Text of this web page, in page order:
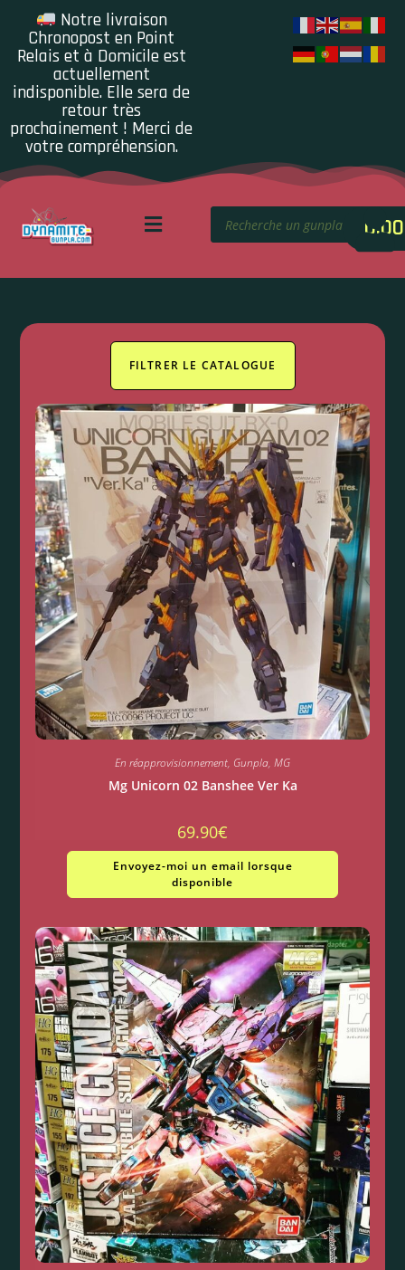
Notre livraison
Chronopost en Point
Relais et à Domicile est
actuellement
indisponible. Elle sera de
retour très
prochainement ! Merci de
votre compréhension.
0.00
FILTRER LE CATALOGUE
En réapprovisionnement, Gunpla, MG
Mg Unicorn 02 Banshee Ver Ka
69.90€
Envoyez-moi un email lorsque
disponible